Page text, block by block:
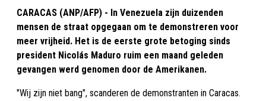
CARACAS (ANP/AFP) - In Venezuela zijn duizenden
mensen de straat opgegaan om te demonstreren voor
meer vrijheid. Het is de eerste grote betoging sinds
president Nicolás Maduro ruim een maand geleden
gevangen werd genomen door de Amerikanen.
"Wij zijn niet bang", scanderen de demonstranten in Caracas.